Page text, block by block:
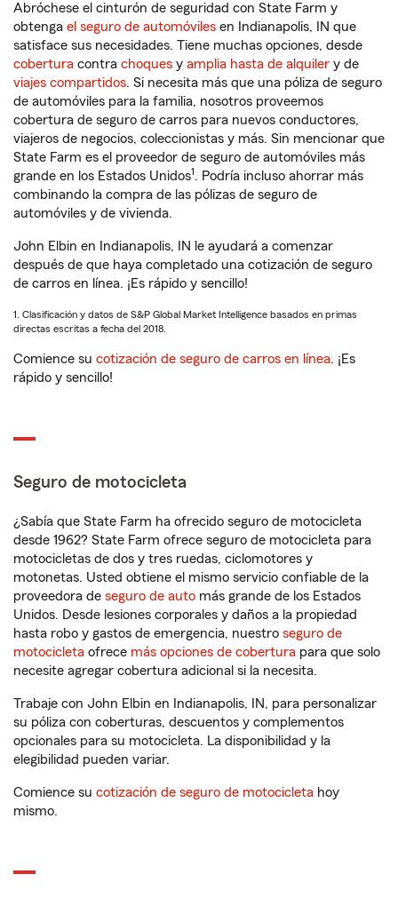
Abróchese el cinturón de seguridad con State Farm y
obtenga el seguro de automóviles en Indianapolis, IN que
satisface sus necesidades. Tiene muchas opciones, desde
cobertura contra choques y amplia hasta de alquiler y de
viajes compartidos. Si necesita más que una póliza de seguro
de automóviles para la familia, nosotros proveemos
cobertura de seguro de carros para nuevos conductores,
viajeros de negocios, coleccionistas y más. Sin mencionar que
State Farm es el proveedor de seguro de automóviles más
grande en los Estados Unidos1. Podría incluso ahorrar más
combinando la compra de las pólizas de seguro de
automóviles y de vivienda.
John Elbin en Indianapolis, IN le ayudará a comenzar
después de que haya completado una cotización de seguro
de carros en línea. ¡Es rápido y sencillo!
1. Clasificación y datos de S&P Global Market Intelligence basados en primas
directas escritas a fecha del 2018.
Comience su cotización de seguro de carros en línea. ¡Es
rápido y sencillo!
Seguro de motocicleta
¿Sabía que State Farm ha ofrecido seguro de motocicleta
desde 1962? State Farm ofrece seguro de motocicleta para
motocicletas de dos y tres ruedas, ciclomotores y
motonetas. Usted obtiene el mismo servicio confiable de la
proveedora de seguro de auto más grande de los Estados
Unidos. Desde lesiones corporales y daños a la propiedad
hasta robo y gastos de emergencia, nuestro seguro de
motocicleta ofrece más opciones de cobertura para que solo
necesite agregar cobertura adicional si la necesita.
Trabaje con John Elbin en Indianapolis, IN, para personalizar
su póliza con coberturas, descuentos y complementos
opcionales para su motocicleta. La disponibilidad y la
elegibilidad pueden variar.
Comience su cotización de seguro de motocicleta hoy
mismo.